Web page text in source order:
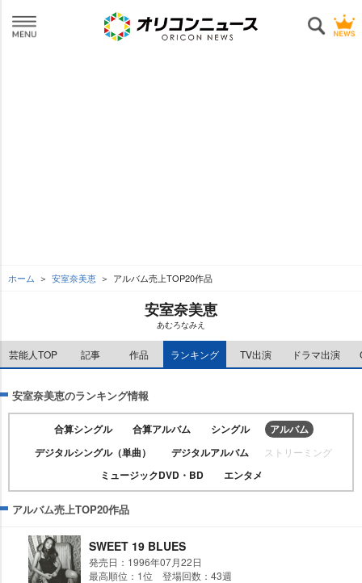
ホーム 安室奈美恵 アルバム売上TOP20作品
安室奈美恵
あむろなみえ
芸能人TOP 記事 作品 ランキング TV出演 ドラマ出演
安室奈美恵のランキング情報
合算シングル 合算アルバム シングル
アルバム
デジタルシングル（単曲）
デジタルアルバム ストリーミング
ミュージックDVD・BD エンタメ
アルバム売上TOP20作品
SWEET 19 BLUES
発売日：1996年07月22日
最高順位：1位 登場回数：43週